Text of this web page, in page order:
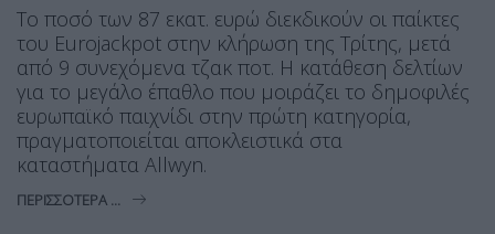
Το ποσό των 87 εκατ. ευρώ διεκδικούν οι παίκτες
του Eurojackpot στην κλήρωση της Τρίτης, μετά
από 9 συνεχόμενα τζακ ποτ. Η κατάθεση δελτίων
για το μεγάλο έπαθλο που μοιράζει το δημοφιλές
ευρωπαϊκό παιχνίδι στην πρώτη κατηγορία,
πραγματοποιείται αποκλειστικά στα
καταστήματα Allwyn.
ΠΕΡΙΣΣΌΤΕΡΑ ...